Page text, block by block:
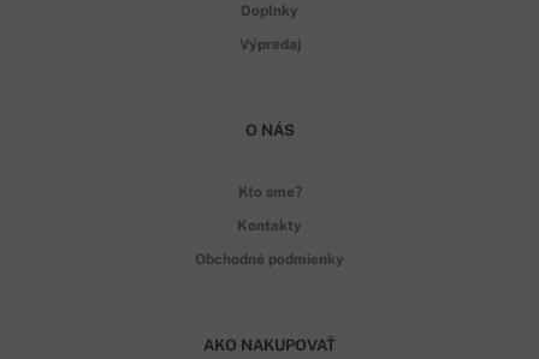
Doplnky
Výpredaj
O NÁS
Kto sme?
Kontakty
Obchodné podmienky
AKO NAKUPOVAŤ